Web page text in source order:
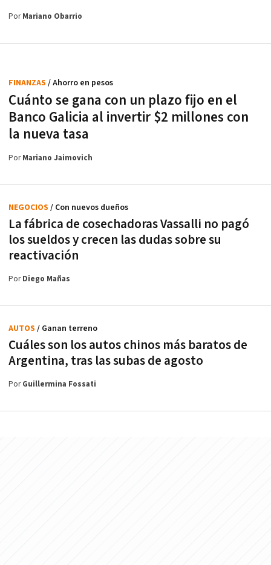
PorMariano Obarrio
Cuánto se gana con un plazo fijo en el
Banco Galicia al invertir $2 millones con
la nueva tasa
FINANZAS / Ahorro en pesos
PorMariano Jaimovich
La fábrica de cosechadoras Vassalli no pagó
los sueldos y crecen las dudas sobre su
reactivación
NEGOCIOS / Con nuevos dueños
PorDiego Mañas
Cuáles son los autos chinos más baratos de
Argentina, tras las subas de agosto
AUTOS / Ganan terreno
PorGuillermina Fossati